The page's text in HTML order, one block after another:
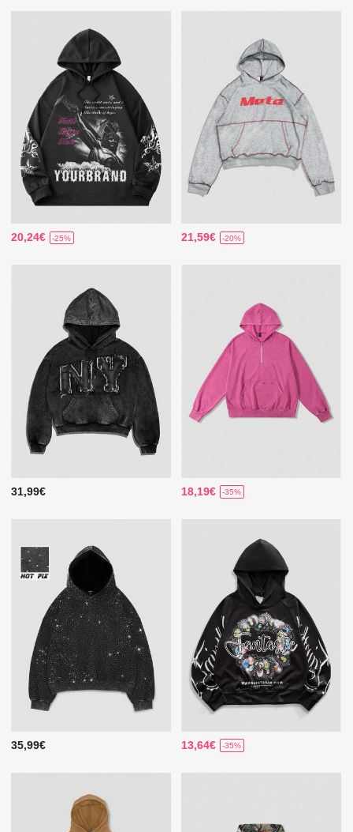
20,24€ -25% 21,59€ -20%
31,99€ 18,19€ -35%
35,99€ 13,64€ -35%